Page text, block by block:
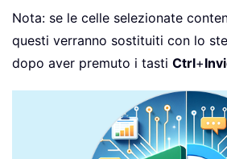
Nota: se le celle selezionate
questi verranno sostituiti con lo
dopo aver premuto i tasti Ctrl+